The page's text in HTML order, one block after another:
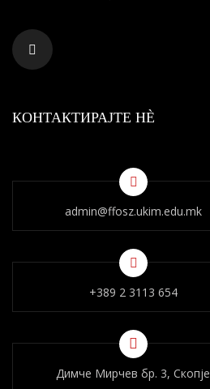
КОНТАКТИРАЈТЕ НÈ
admin@ffosz.ukim.edu.mk
+389 2 3113 654
Димче Мирчев бр. 3, Скопје